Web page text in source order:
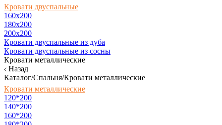
Кровати двуспальные
160х200
180x200
200x200
Кровати двуспальные из дуба
Кровати двуспальные из сосны
Кровати металлические
Назад
Каталог/Спальня/Кровати металлические
Кровати металлические
120*200
140*200
160*200